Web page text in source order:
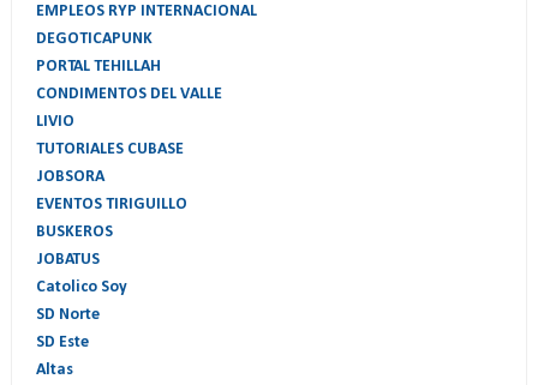
EMPLEOS RYP INTERNACIONAL
DEGOTICAPUNK
PORTAL TEHILLAH
CONDIMENTOS DEL VALLE
LIVIO
TUTORIALES CUBASE
JOBSORA
EVENTOS TIRIGUILLO
BUSKEROS
JOBATUS
Catolico Soy
SD Norte
SD Este
Altas